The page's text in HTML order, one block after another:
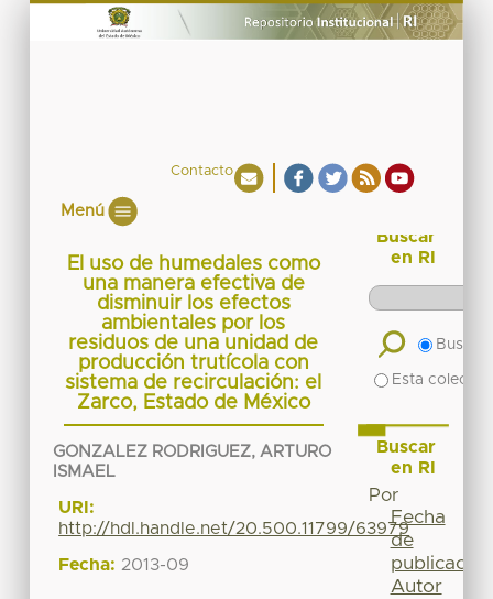
Contacto
Menú
El uso de humedales como
una manera efectiva de
disminuir los efectos
ambientales por los
residuos de una unidad de
producción trutícola con
sistema de recirculación: el
Zarco, Estado de México
GONZALEZ RODRIGUEZ, ARTURO
ISMAEL
URI:
http://hdl.handle.net/20.500.11799/63979
Fecha: 2013-09
Buscar
en RI
Buscar
Esta
Buscar
en RI
Por
Fecha
de
publicación
Autor